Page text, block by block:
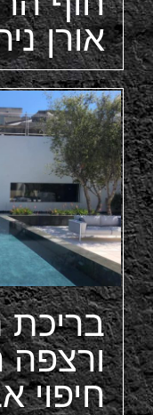
אורן
בריכת
ורצפה
חיפוי